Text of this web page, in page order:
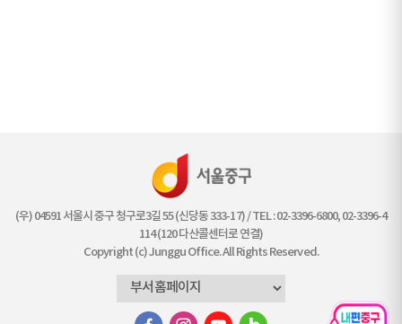
(우) 04591 서울시 중구 청구로3길 55 (신당동 333-17) / TEL : 02-3396-6800, 02-3396-4
114 (120 다산콜센터로 연결)
Copyright (c) Junggu Office. All Rights Reserved.